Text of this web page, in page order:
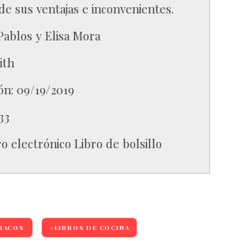
sus ventajas e inconvenientes.
y Elisa Mora
09/19/2019
electrónico Libro de bolsillo
LIBROS DE COCINA